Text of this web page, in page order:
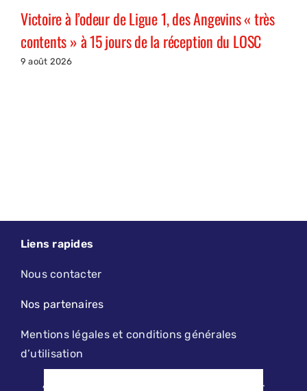
Victoire à l’odeur de Ligue 1, des Angevins « très
contents » à 15 jours de la réception du LOSC
9 août 2026
Liens rapides
Nous contacter
Nos partenaires
Mentions légales et conditions générales
d’utilisation